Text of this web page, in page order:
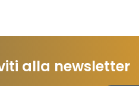
alla newsletter